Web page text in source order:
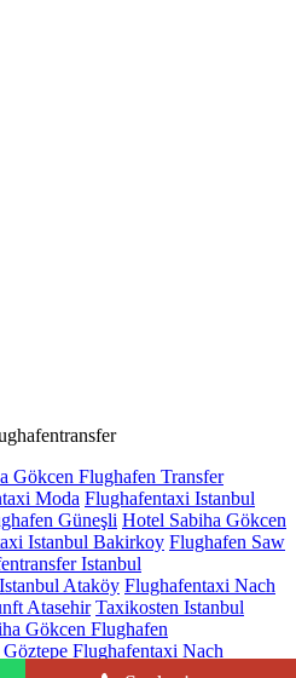
Gökcen Flughafen Transfer
Moda Flughafentaxi Istanbul
Güneşli Hotel Sabiha Gökcen
Istanbul Bakirkoy Flughafen Saw
Istanbul
Ataköy Flughafentaxi Nach
Atasehir Taxikosten Istanbul
Gökcen Flughafen
Flughafentaxi Nach
Edirne Istanbul Flughafen Vom